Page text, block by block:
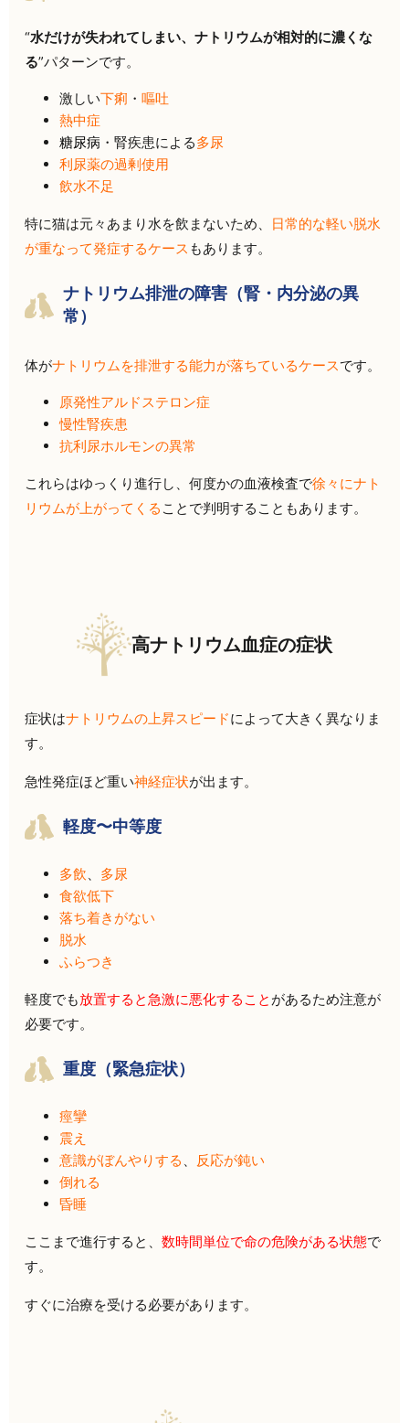
“水だけが失われてしまい、ナトリウムが相対的に濃くな
る”パターンです。
激しい下痢 ・ 嘔吐
熱中症
糖尿病 ・腎疾患による多尿
利尿薬の過剰使用
飲水不足
特に猫は元々あまり水を飲まないため、 日常的な軽い脱水
が重なって発症するケース もあります。
ナトリウム排泄の障害（腎・内分泌の異
常）
体がナトリウムを排泄する能力が落ちているケースです。
原発性アルドステロン症
慢性腎疾患
抗利尿ホルモンの異常
これらはゆっくり進行し、何度かの血液検査で徐々にナト
リウムが上がってくる ことで判明することもあります。
高ナトリウム血症の症状
症状はナトリウムの上昇スピードによって大きく異なりま
す。
急性発症ほど重い神経症状が出ます。
軽度〜中等度
多飲、 多尿
食欲低下
落ち着きがない
脱水
ふらつき
軽度でも放置すると急激に悪化すること があるため注意が
必要です。
重度（緊急症状）
痙攣
震え
意識がぼんやりする 、 反応が鈍い
倒れる
昏睡
ここまで進行すると、数時間単位で命の危険がある状態で
す。
すぐに治療を受ける必要があります。